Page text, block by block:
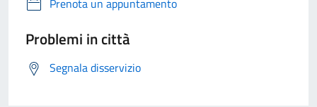
Prenota un appuntamento
Problemi in città
Segnala disservizio